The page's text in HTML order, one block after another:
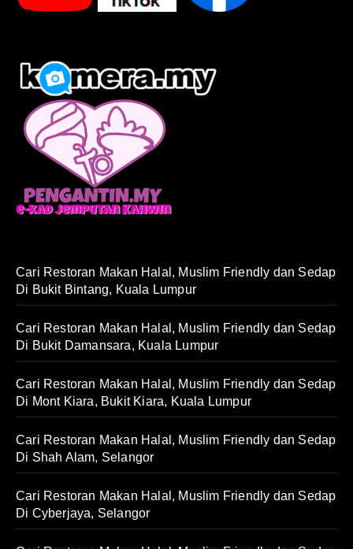
Cari Restoran Makan Halal, Muslim Friendly dan Sedap
Di Bukit Bintang, Kuala Lumpur
Cari Restoran Makan Halal, Muslim Friendly dan Sedap
Di Bukit Damansara, Kuala Lumpur
Cari Restoran Makan Halal, Muslim Friendly dan Sedap
Di Mont Kiara, Bukit Kiara, Kuala Lumpur
Cari Restoran Makan Halal, Muslim Friendly dan Sedap
Di Shah Alam, Selangor
Cari Restoran Makan Halal, Muslim Friendly dan Sedap
Di Cyberjaya, Selangor